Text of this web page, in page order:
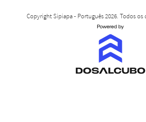
Copyright Sipiapa - Português 2026. Todos os